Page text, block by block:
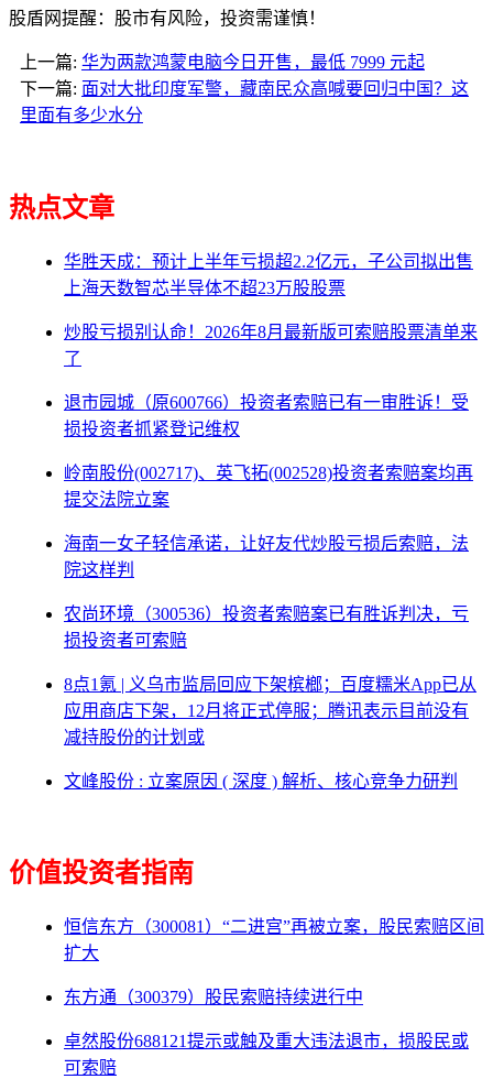
股盾网提醒：股市有风险，投资需谨慎！
上一篇: 华为两款鸿蒙电脑今日开售，最低 7999 元起
下一篇: 面对大批印度军警，藏南民众高喊要回归中国？这
里面有多少水分
热点文章
华胜天成：预计上半年亏损超2.2亿元，子公司拟出售
上海天数智芯半导体不超23万股股票
炒股亏损别认命！2026年8月最新版可索赔股票清单来
了
退市园城（原600766）投资者索赔已有一审胜诉！受
损投资者抓紧登记维权
岭南股份(002717)、英飞拓(002528)投资者索赔案均再
提交法院立案
海南一女子轻信承诺，让好友代炒股亏损后索赔，法
院这样判
农尚环境（300536）投资者索赔案已有胜诉判决，亏
损投资者可索赔
8点1氪 | 义乌市监局回应下架槟榔；百度糯米App已从
应用商店下架，12月将正式停服；腾讯表示目前没有
减持股份的计划或
文峰股份 : 立案原因 ( 深度 ) 解析、核心竞争力研判
价值投资者指南
恒信东方（300081）“二进宫”再被立案，股民索赔区间
扩大
东方通（300379）股民索赔持续进行中
卓然股份688121提示或触及重大违法退市，损股民或
可索赔